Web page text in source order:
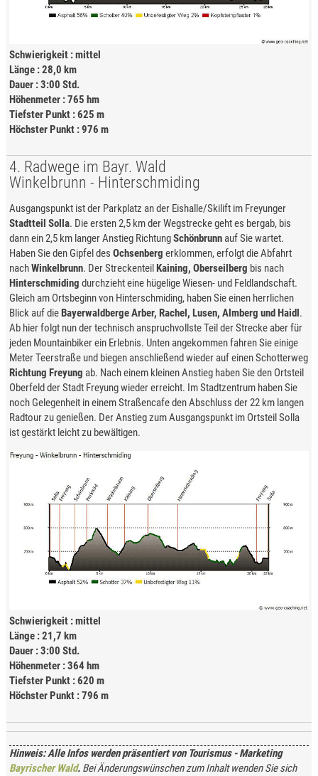
Schwierigkeit : mittel
Länge : 28,0 km
Dauer : 3:00 Std.
Höhenmeter : 765 hm
Tiefster Punkt : 625 m
Höchster Punkt : 976 m
4. Radwege im Bayr. Wald
Winkelbrunn - Hinterschmiding
Ausgangspunkt ist der Parkplatz an der Eishalle/Skilift im Freyunger
Stadtteil Solla. Die ersten 2,5 km der Wegstrecke geht es bergab, bis
dann ein 2,5 km langer Anstieg RichtungSchönbrunn auf Sie wartet.
Haben Sie den Gipfel desOchsenbergerklommen, erfolgt die Abfahrt
nachWinkelbrunn. Der StreckenteilKaining, Oberseilberg bis nach
Hinterschmidingdurchzieht eine hügelige Wiesen- und Feldlandschaft.
Gleich am Ortsbeginn von Hinterschmiding, haben Sie einen herrlichen
Blick auf dieBayerwaldberge Arber, Rachel, Lusen, Almberg und Haidl.
Ab hier folgt nun der technisch anspruchvollste Teil der Strecke aber für
jeden Mountainbiker ein Erlebnis. Unten angekommen fahren Sie einige
Meter Teerstraße und biegen anschließend wieder auf einen Schotterweg
Richtung Freyung ab. Nach einem kleinen Anstieg haben Sie den Ortsteil
Oberfeld der Stadt Freyung wieder erreicht. Im Stadtzentrum haben Sie
noch Gelegenheit in einem Straßencafe den Abschluss der 22 km langen
Radtour zu genießen. Der Anstieg zum Ausgangspunkt im Ortsteil Solla
ist gestärkt leicht zu bewältigen.
Schwierigkeit : mittel
Länge : 21,7 km
Dauer : 3:00 Std.
Höhenmeter : 364 hm
Tiefster Punkt : 620 m
Höchster Punkt : 796 m
Hinweis: Alle Infos werden präsentiert von Tourismus - Marketing
Bayrischer Wald. Bei Änderungswünschen zum Inhalt wenden Sie sich